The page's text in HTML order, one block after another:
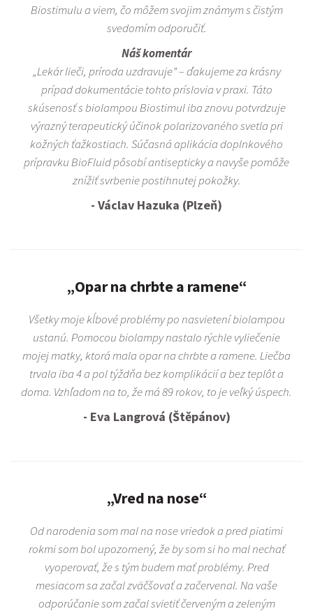
Biostimulu a viem, čo môžem svojim známym s čistým
svedomím odporučiť.
Náš komentár
„Lekár lieči, príroda uzdravuje” – ďakujeme za krásny
prípad dokumentácie tohto príslovia v praxi. Táto
skúsenosť s biolampou Biostimul iba znovu potvrdzuje
výrazný terapeutický účinok polarizovaného svetla pri
kožných ťažkostiach. Súčasná aplikácia doplnkového
prípravku BioFluid pôsobí antisepticky a navyše pomôže
znížiť svrbenie postihnutej pokožky.
- Václav Hazuka (Plzeň)
„Opar na chrbte a ramene“
Všetky moje kĺbové problémy po nasvietení biolampou
ustanú. Pomocou biolampy nastalo rýchle vyliečenie
mojej matky, ktorá mala opar na chrbte a ramene. Liečba
trvala iba 4 a pol týždňa bez komplikácií a bez teplôt a
doma. Vzhľadom na to, že má 89 rokov, to je veľký úspech.
- Eva Langrová (Štěpánov)
„Vred na nose“
Od narodenia som mal na nose vriedok a pred piatimi
rokmi som bol upozornený, že by som si ho mal nechať
vyoperovať, že s tým budem mať problémy. Pred
mesiacom sa začal zväčšovať a začervenal. Na vaše
odporúčanie som začal svietiť červeným a zeleným